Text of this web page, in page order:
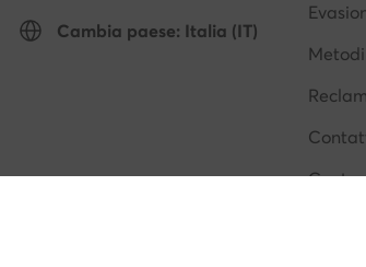
Cambia paese: Italia (IT)